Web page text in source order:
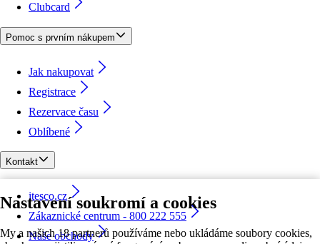
Nastavení soukromí a cookies
My a našich 18 partnerů používáme nebo ukládáme soubory cookies,
Clubcard
Pomoc s prvním nákupem
Jak nakupovat
Registrace
Rezervace času
Oblíbené
Kontakt
itesco.cz
Zákaznické centrum - 800 222 555
Naše obchody